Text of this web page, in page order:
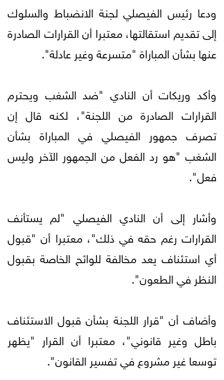
ودعا رئيس الفيصلي لجنة الانضباط والسلوك
إلى تقديم استقالتها، معتبرا أن القرارات الصادرة
عنها بشأن المباراة "متسرعة وغير عادلة".
وأكد وريكات أن النادي "ضد الشغب ويحترم
القرارات الصادرة من اللجنة"، لكنه قال إن
تصرف جمهور الفيصلي في المباراة بشأن
الشغب "هو رد الفعل من الجمهور الآخر وليس
فعل".
وأشار إلى أن النادي الفيصلي "لم يستأنف
القرارات رغم حقه في ذلك"، معتبرا أن "قبول
أي استئناف يعد مخالفة للوائح الخاصة بقبول
النظر في الطعون".
وأضاف أن "قرار اللجنة بشأن قبول الاستئناف
باطل وغير قانوني"، معتبرا أن القرار "يظهر
توسعا غير مشروع في تفسير القانون".